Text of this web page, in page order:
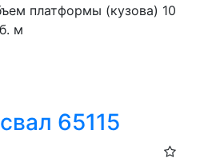
платформы (кузова) 10
м
65115